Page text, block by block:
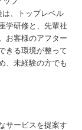
、トップレベル
学研修と、先輩社
お客様のアフター
きる環境が整って
、未経験の方でも
サービスを提案す